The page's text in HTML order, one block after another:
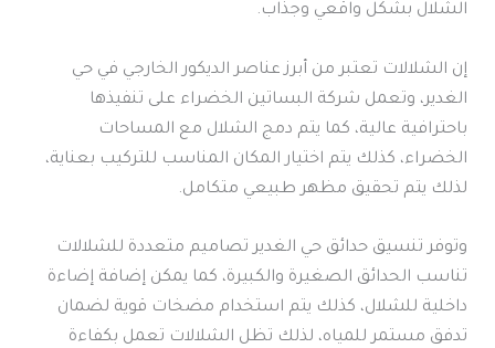
الشلال بشكل واقعي وجذاب.
إن الشلالات تعتبر من أبرز عناصر الديكور الخارجي في حي
الغدير، وتعمل شركة البساتين الخضراء على تنفيذها
باحترافية عالية، كما يتم دمج الشلال مع المساحات
الخضراء، كذلك يتم اختيار المكان المناسب للتركيب بعناية،
لذلك يتم تحقيق مظهر طبيعي متكامل.
وتوفر تنسيق حدائق حي الغدير تصاميم متعددة للشلالات
تناسب الحدائق الصغيرة والكبيرة، كما يمكن إضافة إضاءة
داخلية للشلال، كذلك يتم استخدام مضخات قوية لضمان
تدفق مستمر للمياه، لذلك تظل الشلالات تعمل بكفاءة